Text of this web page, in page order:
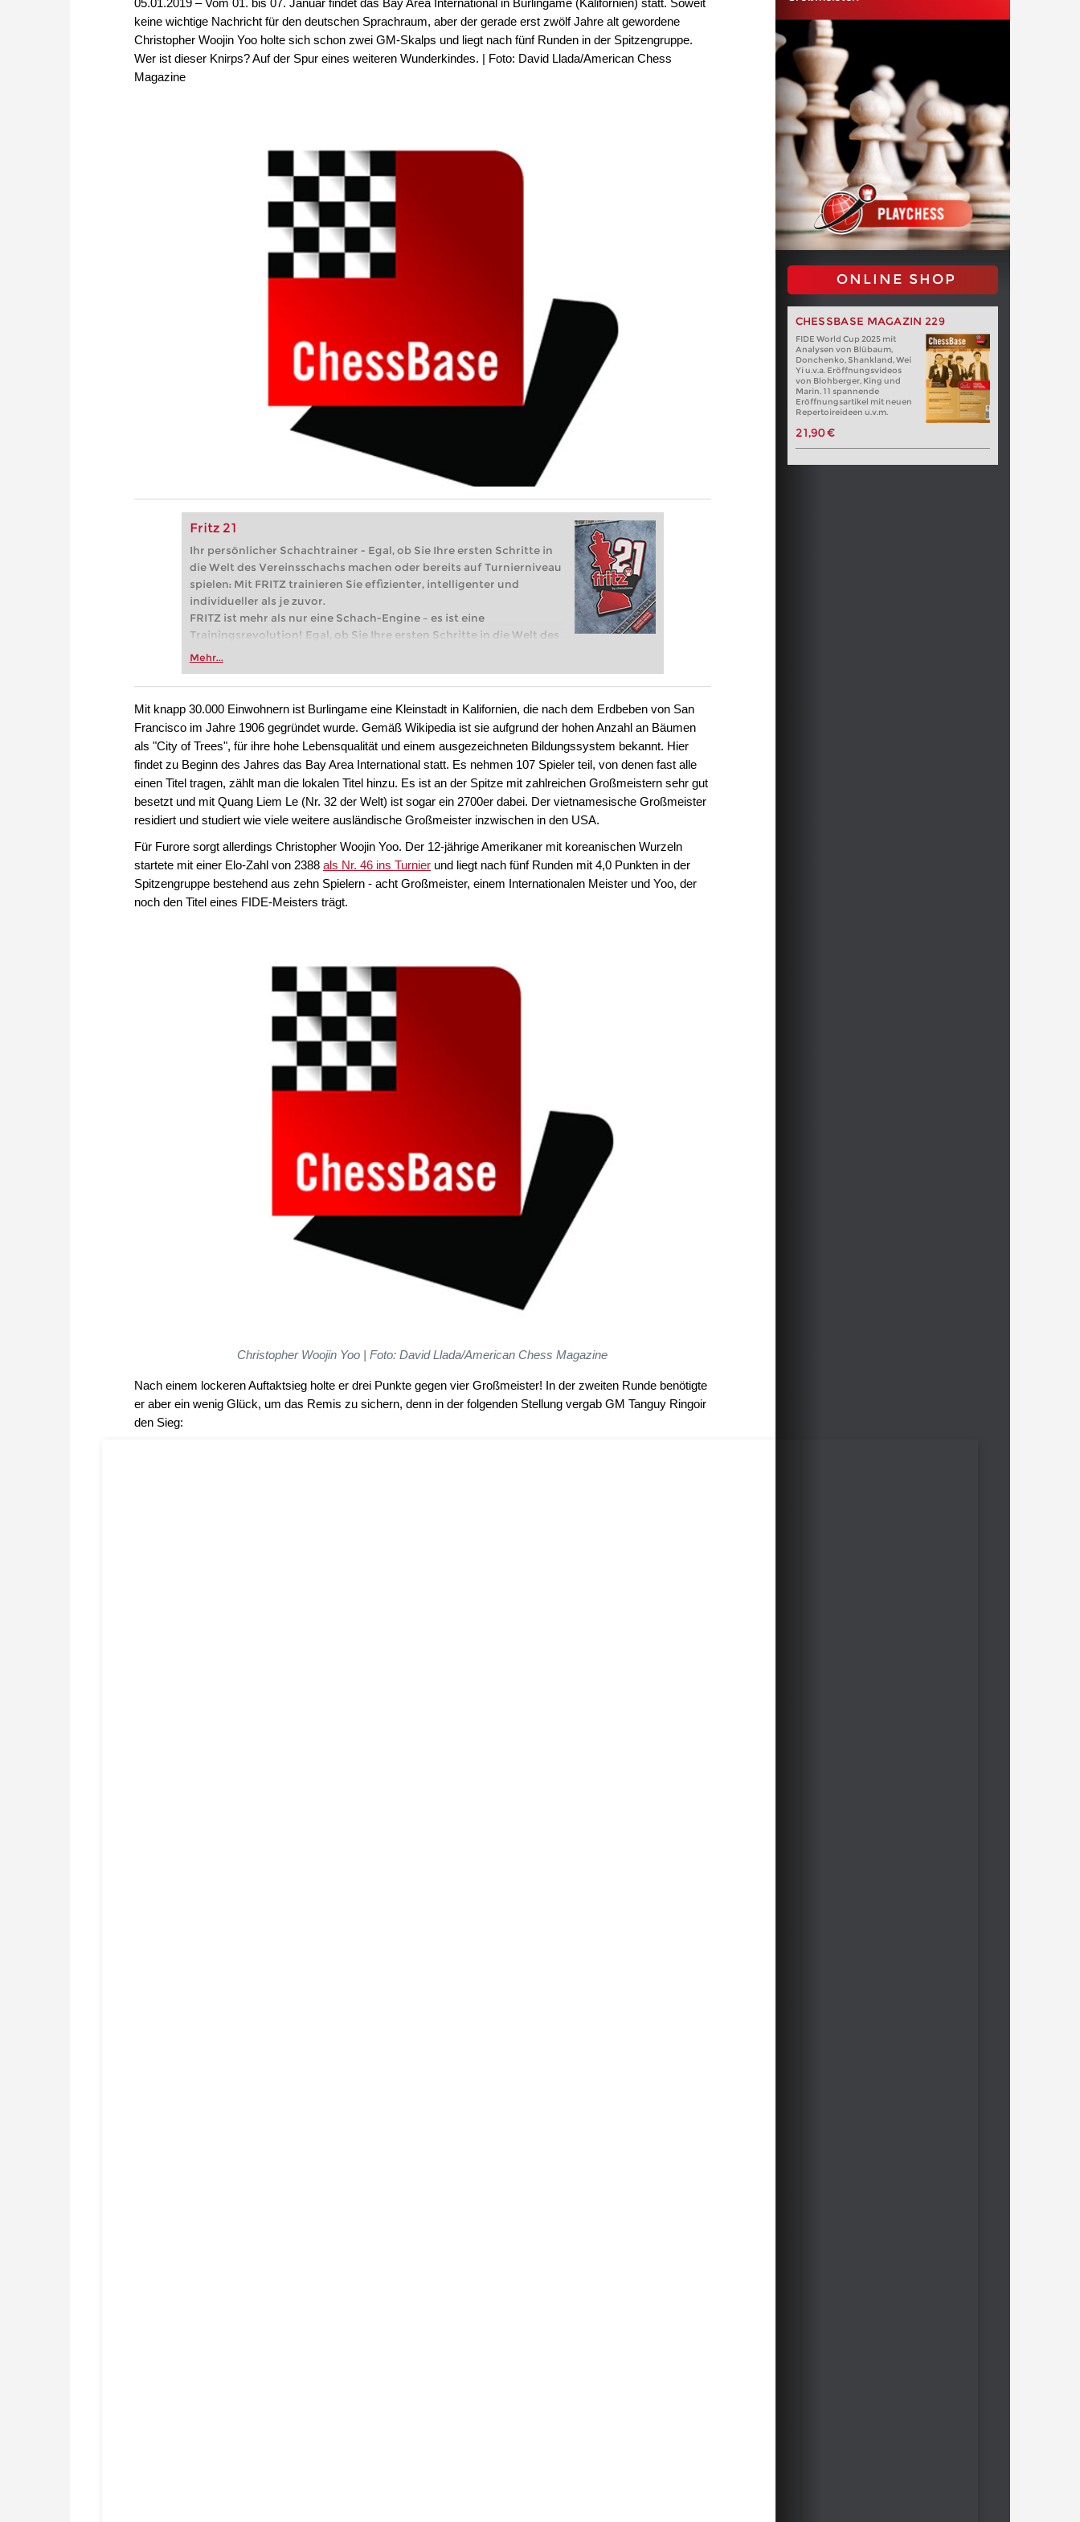
keine wichtige Nachricht für den deutschen Sprachraum, aber der gerade erst zwölf Jahre alt gewordene
Christopher Woojin Yoo holte sich schon zwei GM-Skalps und liegt nach fünf Runden in der Spitzengruppe.
Wer ist dieser Knirps? Auf der Spur eines weiteren Wunderkindes. | Foto: David Llada/American Chess
Magazine
Fritz 21
Ihr persönlicher Schachtrainer - Egal, ob Sie Ihre ersten Schritte in
die Welt des Vereinsschachs machen oder bereits auf Turnierniveau
spielen: Mit FRITZ trainieren Sie effizienter, intelligenter und
individueller als je zuvor.
FRITZ ist mehr als nur eine Schach-Engine – es ist eine
Trainingsrevolution! Egal, ob Sie Ihre ersten Schritte in die Welt des
Vereinsschachs machen oder bereits auf Turnierniveau spielen: Mit
zuvor.
Mehr...
ONLINE SHOP
CHESSBASE MAGAZIN 229
FIDE World Cup 2025 mit
Analysen von Blübaum,
Donchenko, Shankland, Wei
Yi u.v.a. Eröffnungsvideos
von Blohberger, King und
Marin. 11 spannende
Eröffnungsartikel mit neuen
Repertoireideen u.v.m.
21,90 €
Mit knapp 30.000 Einwohnern ist Burlingame eine Kleinstadt in Kalifornien, die nach dem Erdbeben von San
Francisco im Jahre 1906 gegründet wurde. Gemäß Wikipedia ist sie aufgrund der hohen Anzahl an Bäumen
als "City of Trees", für ihre hohe Lebensqualität und einem ausgezeichneten Bildungssystem bekannt. Hier
findet zu Beginn des Jahres das Bay Area International statt. Es nehmen 107 Spieler teil, von denen fast alle
einen Titel tragen, zählt man die lokalen Titel hinzu. Es ist an der Spitze mit zahlreichen Großmeistern sehr gut
besetzt und mit Quang Liem Le (Nr. 32 der Welt) ist sogar ein 2700er dabei. Der vietnamesische Großmeister
residiert und studiert wie viele weitere ausländische Großmeister inzwischen in den USA.
Für Furore sorgt allerdings Christopher Woojin Yoo. Der 12-jährige Amerikaner mit koreanischen Wurzeln
startete mit einer Elo-Zahl von 2388 als Nr. 46 ins Turnier und liegt nach fünf Runden mit 4,0 Punkten in der
Spitzengruppe bestehend aus zehn Spielern - acht Großmeister, einem Internationalen Meister und Yoo, der
noch den Titel eines FIDE-Meisters trägt.
Christopher Woojin Yoo | Foto: David Llada/American Chess Magazine
Nach einem lockeren Auftaktsieg holte er drei Punkte gegen vier Großmeister! In der zweiten Runde benötigte
er aber ein wenig Glück, um das Remis zu sichern, denn in der folgenden Stellung vergab GM Tanguy Ringoir
den Sieg: